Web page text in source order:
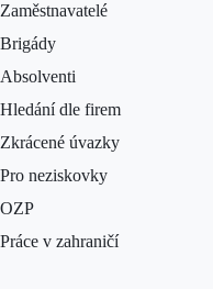
Zaměstnavatelé
Brigády
Absolventi
Hledání dle firem
Zkrácené úvazky
Pro neziskovky
OZP
Práce v zahraničí